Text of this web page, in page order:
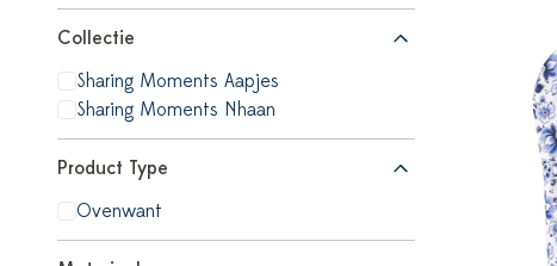
Collectie
Sharing Moments Aapjes
Sharing Moments Nhaan
Product Type
Ovenwant